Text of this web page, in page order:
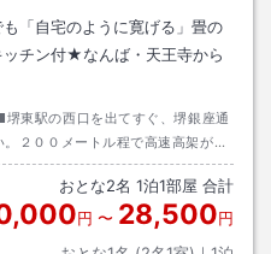
「自宅のように寛げる」畳の
チン付★なんば・天王寺から
東駅の西口を出てすぐ、堺銀座通
２００メートル程で高速高架がか
００メートル先に当館がございま
おとな2名 1泊1部屋 合計
円 〜 28,500円